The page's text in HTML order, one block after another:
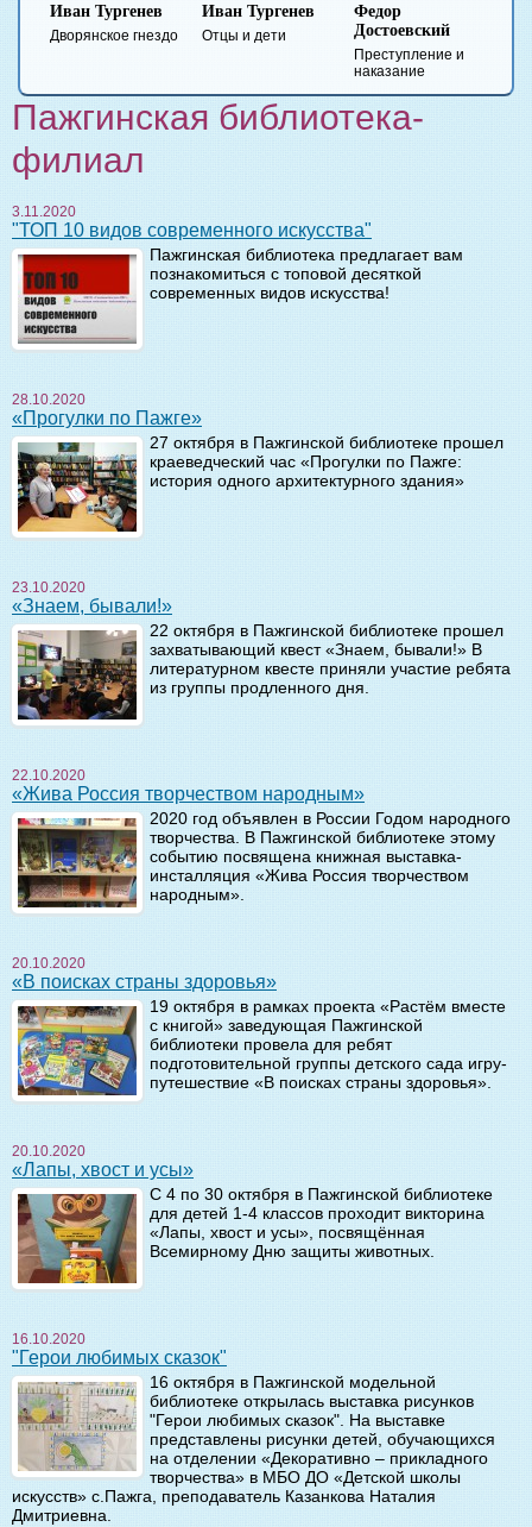
Иван Тургенев
Дворянское гнездо
Иван Тургенев
Отцы и дети
Федор
Достоевский
Преступление и
наказание
Пажгинская библиотека-
филиал
3.11.2020
"ТОП 10 видов современного искусства"
Пажгинская библиотека предлагает вам
познакомиться с топовой десяткой
современных видов искусства!
28.10.2020
«Прогулки по Пажге»
27 октября в Пажгинской библиотеке прошел
краеведческий час «Прогулки по Пажге:
история одного архитектурного здания»
23.10.2020
«Знаем, бывали!»
22 октября в Пажгинской библиотеке прошел
захватывающий квест «Знаем, бывали!» В
литературном квесте приняли участие ребята
из группы продленного дня.
22.10.2020
«Жива Россия творчеством народным»
2020 год объявлен в России Годом народного
творчества. В Пажгинской библиотеке этому
событию посвящена книжная выставка-
инсталляция «Жива Россия творчеством
народным».
20.10.2020
«В поисках страны здоровья»
19 октября в рамках проекта «Растём вместе
с книгой» заведующая Пажгинской
библиотеки провела для ребят
подготовительной группы детского сада игру-
путешествие «В поисках страны здоровья».
20.10.2020
«Лапы, хвост и усы»
С 4 по 30 октября в Пажгинской библиотеке
для детей 1-4 классов проходит викторина
«Лапы, хвост и усы», посвящённая
Всемирному Дню защиты животных.
16.10.2020
"Герои любимых сказок"
16 октября в Пажгинской модельной
библиотеке открылась выставка рисунков
"Герои любимых сказок". На выставке
представлены рисунки детей, обучающихся
на отделении «Декоративно – прикладного
творчества» в МБО ДО «Детской школы
искусств» с.Пажга, преподаватель Казанкова Наталия
Дмитриевна.